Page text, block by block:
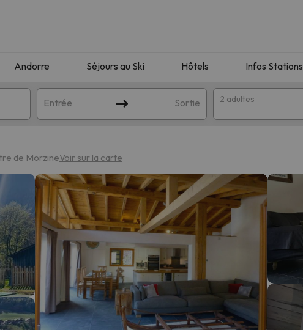
Andorre Séjours au Ski Hôtels Infos Stations
Entrée Sortie 2 adultes
à votre recherche. Essayez de modifier la destination.
Dès qu'il aura retrouvé sa boussole, il reviendra.
de MorzineVoir sur la carte